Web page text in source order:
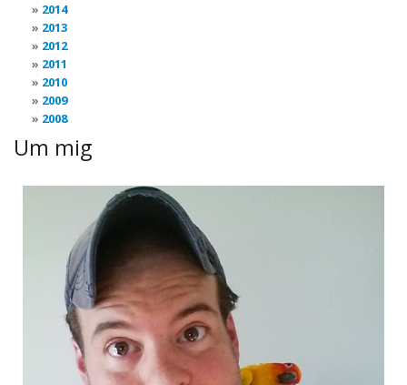
2014
2013
2012
2011
2010
2009
2008
Um mig